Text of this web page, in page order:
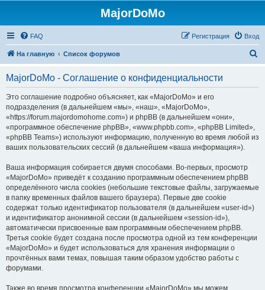
MajorDoMo
FAQ Вход
Регистрация
На главную Список форумов
MajorDoMo - Соглашение о конфиденциальности
Это соглашение подробно объясняет, как «MajorDoMo» и его
подразделения (в дальнейшем «мы», «наш», «MajorDoMo»,
«https://forum.majordomohome.com») и phpBB (в дальнейшем «они»,
«программное обеспечение phpBB», «www.phpbb.com», «phpBB Limited»,
«phpBB Teams») используют информацию, полученную во время любой из
ваших пользовательских сессий (в дальнейшем «ваша информация»).
Ваша информация собирается двумя способами. Во-первых, просмотр
«MajorDoMo» приведёт к созданию программным обеспечением phpBB
определённого числа cookies (небольшие текстовые файлы, загружаемые
в папку временных файлов вашего браузера). Первые две cookie
содержат только идентификатор пользователя (в дальнейшем «user-id»)
и идентификатор анонимной сессии (в дальнейшем «session-id»),
автоматически присвоенные вам программным обеспечением phpBB.
Третья cookie будет создана после просмотра одной из тем конференции
«MajorDoMo» и будет использоваться для хранения информации о
прочтённых вами темах, повышая таким образом удобство работы с
форумами.
Также во время просмотра конференции «MajorDoMo» мы можем